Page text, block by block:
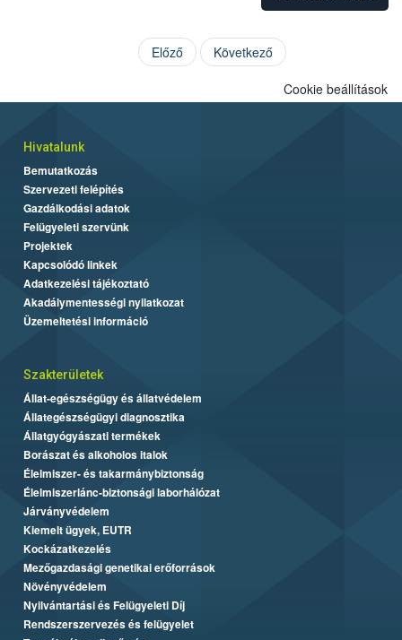
Előző Következő
Cookie beállítások
Hivatalunk
Bemutatkozás
Szervezeti felépítés
Gazdálkodási adatok
Felügyeleti szervünk
Projektek
Kapcsolódó linkek
Adatkezelési tájékoztató
Akadálymentességi nyilatkozat
Üzemeltetési információ
Szakterületek
Állat-egészségügy és állatvédelem
Állategészségügyi diagnosztika
Állatgyógyászati termékek
Borászat és alkoholos italok
Élelmiszer- és takarmánybiztonság
Élelmiszerlánc-biztonsági laborhálózat
Járványvédelem
Kiemelt ügyek, EUTR
Kockázatkezelés
Mezőgazdasági genetikai erőforrások
Növényvédelem
Nyilvántartási és Felügyeleti Díj
Rendszerszervezés és felügyelet